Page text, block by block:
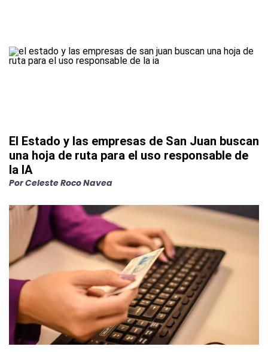
El Estado y las empresas de San Juan buscan
una hoja de ruta para el uso responsable de
la IA
PorCeleste Roco Navea